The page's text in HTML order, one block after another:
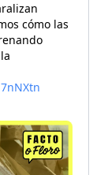
cómo las